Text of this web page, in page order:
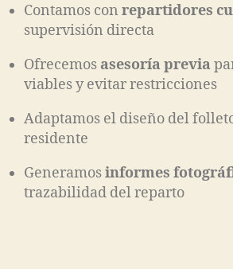
Contamos con repartidores
supervisión directa
Ofrecemos asesoría previa
viables y evitar restricciones
Adaptamos el diseño del
residente
Generamosinformes
trazabilidad del reparto